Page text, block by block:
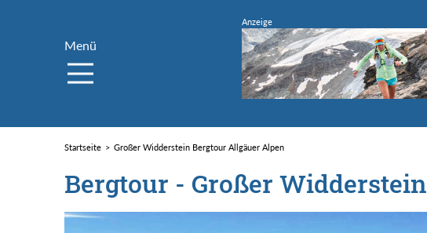
Menü
Startseite Großer Widderstein Bergtour Allgäuer Alpen
Bergtour - Großer Widderstein